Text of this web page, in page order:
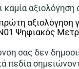
καμία αξιολόγηση
αξιολόγηση
Ψηφιακός
σας δεν
πεδία